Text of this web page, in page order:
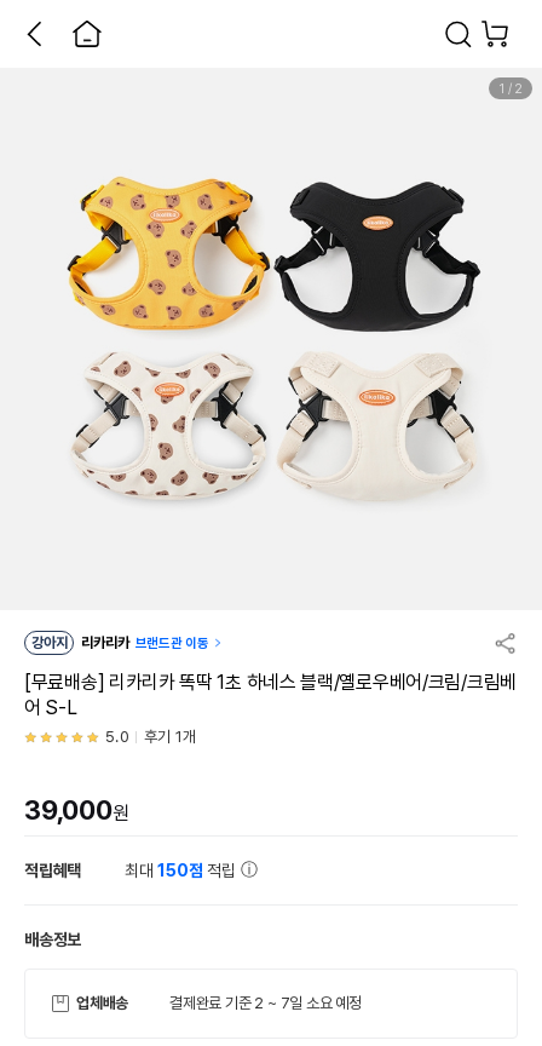
1 / 2
강아지 리카리카 브랜드관 이동
[무료배송] 리카리카 똑딱 1초 하네스 블랙/옐로우베어/크림/크림베
어 S-L
5.0 후기 1개
39,000원
적립혜택 최대150점 적립
배송정보
업체배송 결제완료 기준 2 ~ 7일 소요 예정